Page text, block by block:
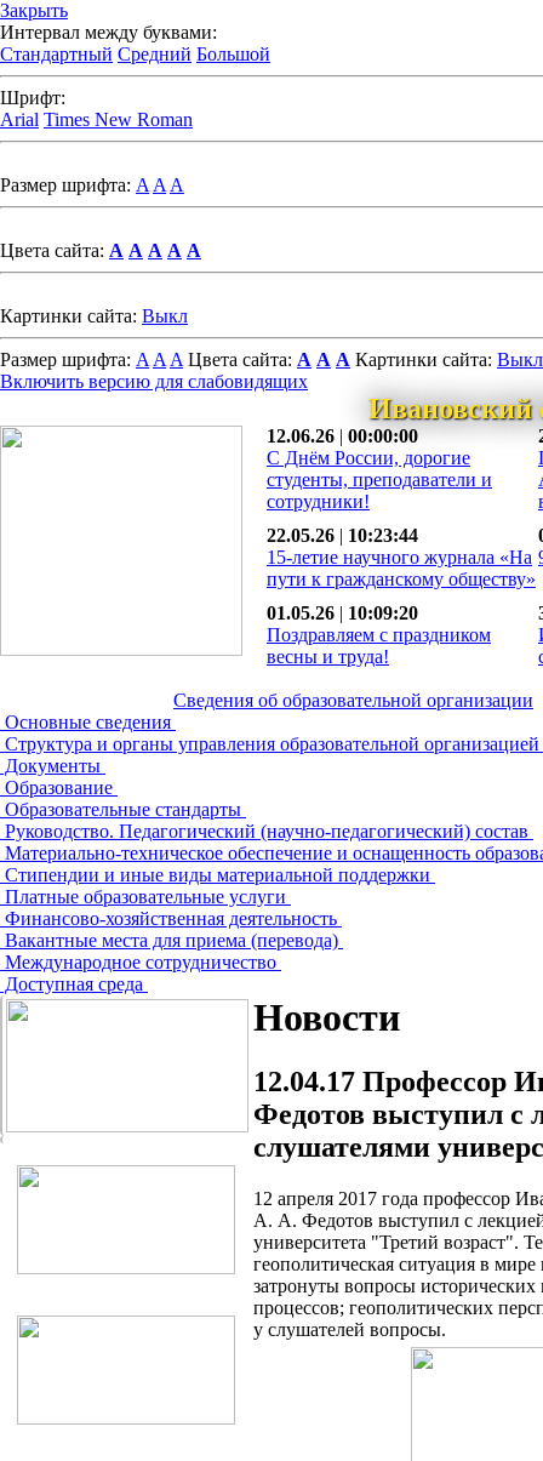
Закрыть
Интервал между буквами:
Стандартный Средний Большой
Шрифт:
Arial Times New Roman
Размер шрифта: A A A
Цвета сайта: A A A A A
Картинки сайта: Выкл
Размер шрифта: A A A Цвета сайта: A A A Картинки сайта: Выкл
Включить версию для слабовидящих
12.06.26 | 00:00:00
С Днём России, дорогие
студенты, преподаватели и
сотрудники!
22.05.26 | 10:23:44
15-летие научного журнала «На
пути к гражданскому обществу»
01.05.26 | 10:09:20
Поздравляем с праздником
весны и труда!
Сведения об образовательной организации
Основные сведения
Структура и органы управления образовательной организацией
Документы
Образование
Образовательные стандарты
Руководство. Педагогический (научно-педагогический) состав
Материально-техническое обеспечение и оснащенность
Стипендии и иные виды материальной поддержки
Платные образовательные услуги
Финансово-хозяйственная деятельность
Вакантные места для приема (перевода)
Международное сотрудничество
Доступная среда
Новости
12.04.17 Профессор
Федотов выступил с
слушателями
12 апреля 2017 года профессор
А. А. Федотов выступил с
университета "Третий возраст".
геополитическая ситуация в
затронуты вопросы
процессов; геополитических
у слушателей вопросы.